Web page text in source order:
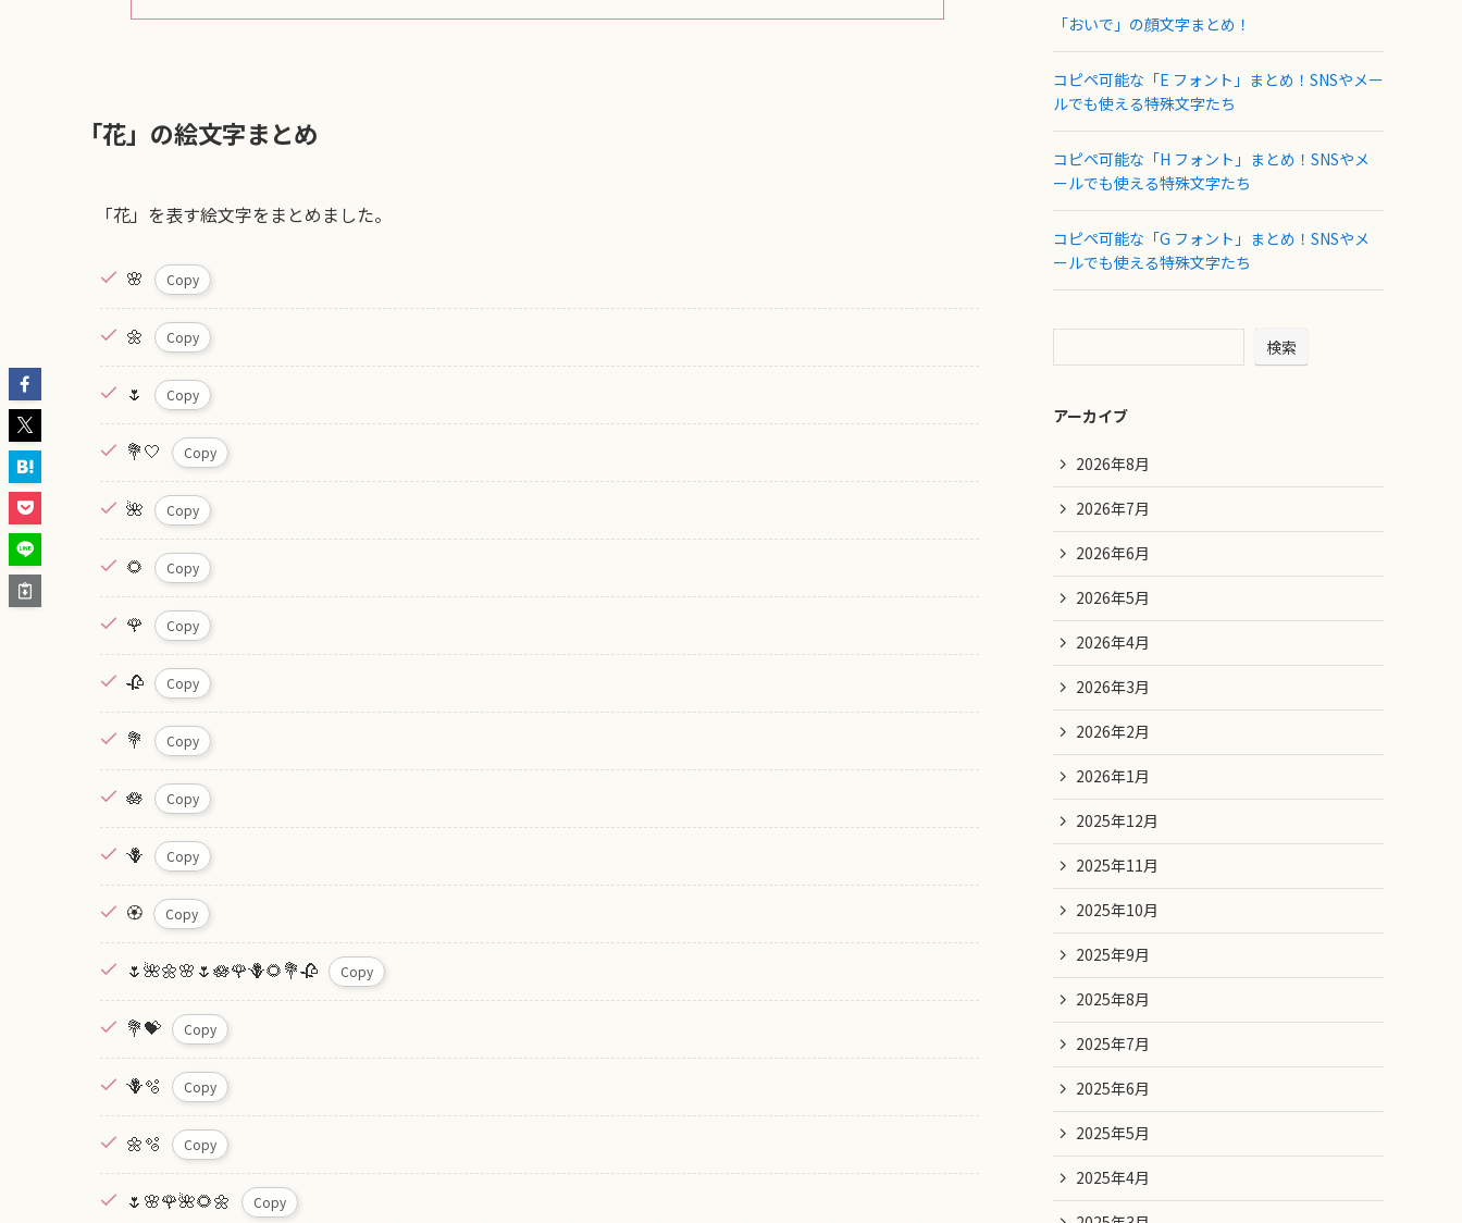
「花」の絵文字まとめ
「花」を表す絵文字をまとめました。
🌸 Copy
🌼 Copy
🌷 Copy
💐🤍 Copy
🌺 Copy
🌻 Copy
🌹 Copy
🥀 Copy
💐 Copy
🪷 Copy
🪻 Copy
🏵️ Copy
🌷🌺🌼🌸🌷🪷🌹🪻🌻💐🥀 Copy
💐💝 Copy
‪🪻🫧 Copy
🌼🫧 Copy
🌷🌸🌹🌺🌻🌼 Copy
「おいで」の顔文字まとめ！
コピペ可能な「E フォント」まとめ！SNSやメー
ルでも使える特殊文字たち
コピペ可能な「H フォント」まとめ！SNSやメ
ールでも使える特殊文字たち
コピペ可能な「G フォント」まとめ！SNSやメ
ールでも使える特殊文字たち
検索
アーカイブ
2026年8月
2026年7月
2026年6月
2026年5月
2026年4月
2026年3月
2026年2月
2026年1月
2025年12月
2025年11月
2025年10月
2025年9月
2025年8月
2025年7月
2025年6月
2025年5月
2025年4月